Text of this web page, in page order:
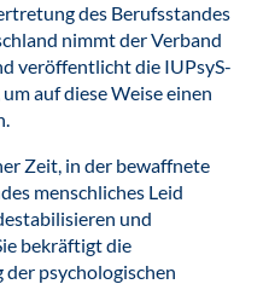
des Berufsstandes
nimmt der Verband
veröffentlicht die IUPsyS-
auf diese Weise einen
Zeit, in der bewaffnete
menschliches Leid
und
bekräftigt die
psychologischen